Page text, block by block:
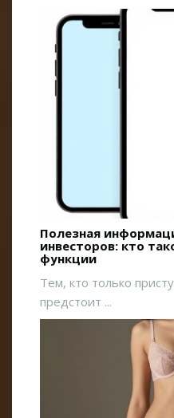
Полезная
инвесторов: кто
функции
Тем, кто только
предстоит ...